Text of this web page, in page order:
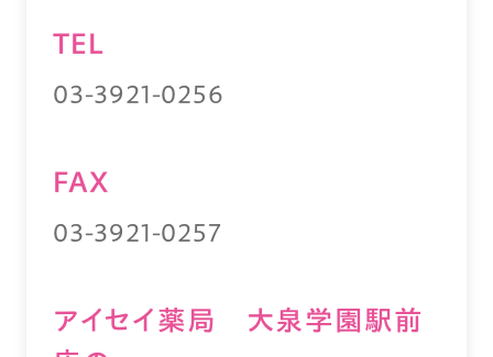
TEL
03-3921-0256
FAX
03-3921-0257
アイセイ薬局 大泉学園駅前